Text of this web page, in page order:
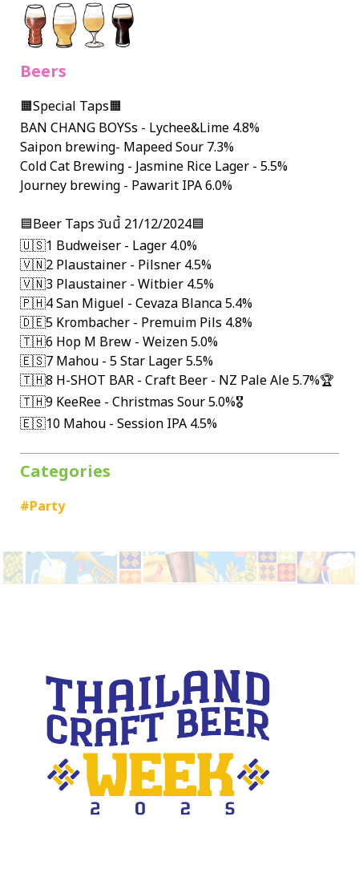
Beers
🟧Special Taps🟧
BAN CHANG BOYSs - Lychee&Lime 4.8%
Saipon brewing- Mapeed Sour 7.3%
Cold Cat Brewing - Jasmine Rice Lager - 5.5%
Journey brewing - Pawarit IPA 6.0%
🟦Beer Taps วันนี้ 21/12/2024🟦
🇺🇸1 Budweiser - Lager 4.0%
🇻🇳2 Plaustainer - Pilsner 4.5%
🇻🇳3 Plaustainer - Witbier 4.5%
🇵🇭4 San Miguel - Cevaza Blanca 5.4%
🇩🇪5 Krombacher - Premuim Pils 4.8%
🇹🇭6 Hop M Brew - Weizen 5.0%
🇪🇸7 Mahou - 5 Star Lager 5.5%
🇹🇭8 H-SHOT BAR - Craft Beer - NZ Pale Ale 5.7%🏆
🇹🇭9 KeeRee - Christmas Sour 5.0%🎖
🇪🇸10 Mahou - Session IPA 4.5%
Categories
#Party